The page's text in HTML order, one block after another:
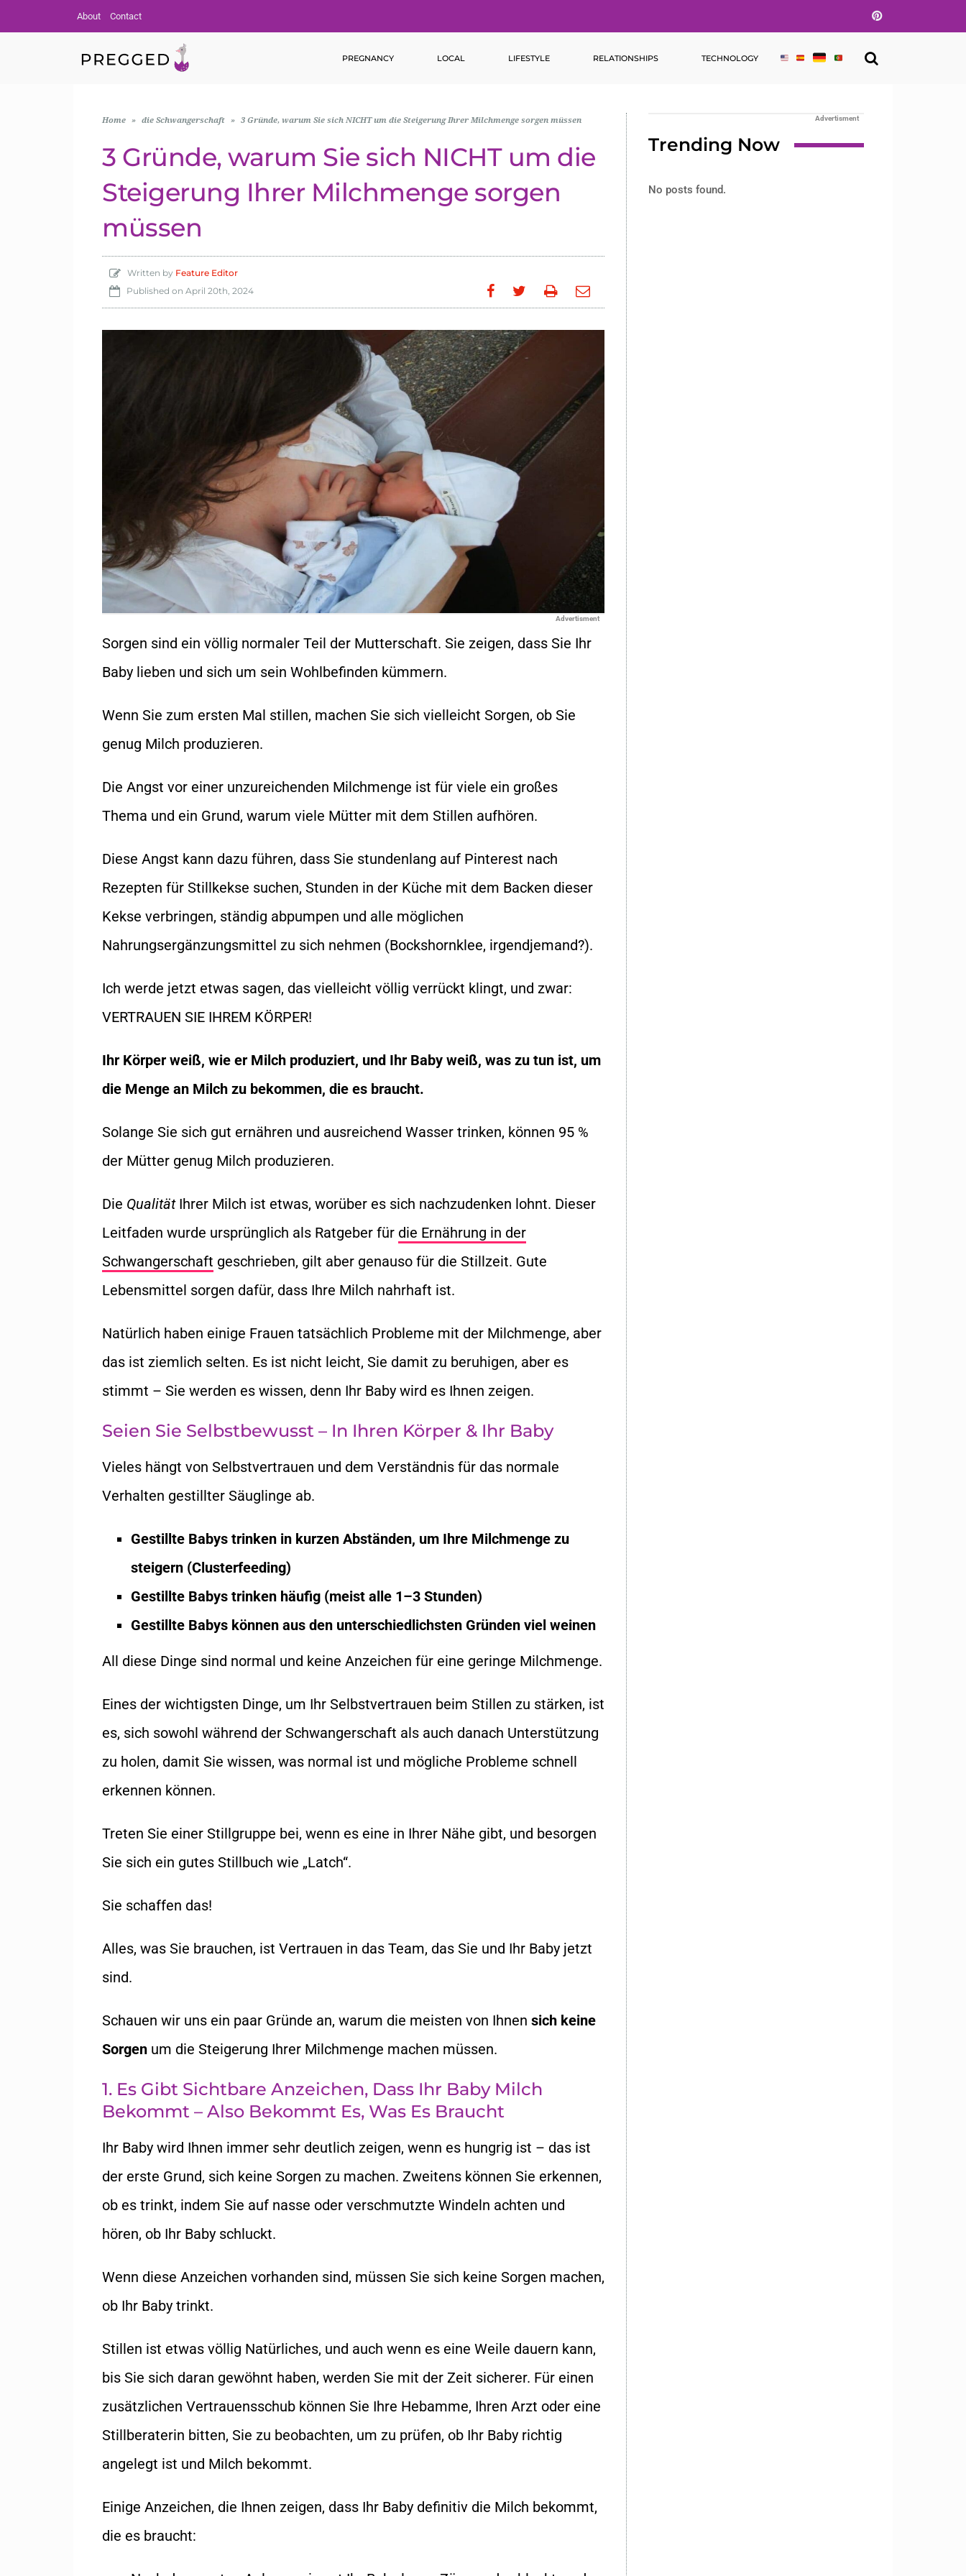
About
Contact
Pinterest
PREGNANCY LOCAL LIFESTYLE RELATIONSHIPS TECHNOLOGY
Home » die Schwangerschaft » 3 Gründe, warum Sie sich NICHT um die Steigerung Ihrer Milchmenge sorgen müssen
3 Gründe, warum Sie sich NICHT um die
Steigerung Ihrer Milchmenge sorgen
müssen
Written by Feature Editor
Published on April 20th, 2024
Advertisment
Sorgen sind ein völlig normaler Teil der Mutterschaft. Sie zeigen, dass Sie Ihr
Baby lieben und sich um sein Wohlbefinden kümmern.
Wenn Sie zum ersten Mal stillen, machen Sie sich vielleicht Sorgen, ob Sie
genug Milch produzieren.
Die Angst vor einer unzureichenden Milchmenge ist für viele ein großes
Thema und ein Grund, warum viele Mütter mit dem Stillen aufhören.
Diese Angst kann dazu führen, dass Sie stundenlang auf Pinterest nach
Rezepten für Stillkekse suchen, Stunden in der Küche mit dem Backen dieser
Kekse verbringen, ständig abpumpen und alle möglichen
Nahrungsergänzungsmittel zu sich nehmen (Bockshornklee, irgendjemand?).
Ich werde jetzt etwas sagen, das vielleicht völlig verrückt klingt, und zwar:
VERTRAUEN SIE IHREM KÖRPER!
Ihr Körper weiß, wie er Milch produziert, und Ihr Baby weiß, was zu tun ist, um
die Menge an Milch zu bekommen, die es braucht.
Solange Sie sich gut ernähren und ausreichend Wasser trinken, können 95 %
der Mütter genug Milch produzieren.
Die QualitätIhrer Milch ist etwas, worüber es sich nachzudenken lohnt. Dieser
Leitfaden wurde ursprünglich als Ratgeber für die Ernährung in der
Schwangerschaft geschrieben, gilt aber genauso für die Stillzeit. Gute
Lebensmittel sorgen dafür, dass Ihre Milch nahrhaft ist.
Natürlich haben einige Frauen tatsächlich Probleme mit der Milchmenge, aber
das ist ziemlich selten. Es ist nicht leicht, Sie damit zu beruhigen, aber es
stimmt – Sie werden es wissen, denn Ihr Baby wird es Ihnen zeigen.
Seien Sie Selbstbewusst – In Ihren Körper & Ihr Baby
Vieles hängt von Selbstvertrauen und dem Verständnis für das normale
Verhalten gestillter Säuglinge ab.
Gestillte Babys trinken in kurzen Abständen, um Ihre Milchmenge zu
steigern (Clusterfeeding)
Gestillte Babys trinken häufig (meist alle 1–3 Stunden)
Gestillte Babys können aus den unterschiedlichsten Gründen viel weinen
All diese Dinge sind normal und keine Anzeichen für eine geringe Milchmenge.
Eines der wichtigsten Dinge, um Ihr Selbstvertrauen beim Stillen zu stärken, ist
es, sich sowohl während der Schwangerschaft als auch danach Unterstützung
zu holen, damit Sie wissen, was normal ist und mögliche Probleme schnell
erkennen können.
Treten Sie einer Stillgruppe bei, wenn es eine in Ihrer Nähe gibt, und besorgen
Sie sich ein gutes Stillbuch wie „Latch“.
Sie schaffen das!
Alles, was Sie brauchen, ist Vertrauen in das Team, das Sie und Ihr Baby jetzt
sind.
Schauen wir uns ein paar Gründe an, warum die meisten von Ihnen sich keine
Sorgen um die Steigerung Ihrer Milchmenge machen müssen.
1. Es Gibt Sichtbare Anzeichen, Dass Ihr Baby Milch
Bekommt – Also Bekommt Es, Was Es Braucht
Ihr Baby wird Ihnen immer sehr deutlich zeigen, wenn es hungrig ist – das ist
der erste Grund, sich keine Sorgen zu machen. Zweitens können Sie erkennen,
ob es trinkt, indem Sie auf nasse oder verschmutzte Windeln achten und
hören, ob Ihr Baby schluckt.
Wenn diese Anzeichen vorhanden sind, müssen Sie sich keine Sorgen machen,
ob Ihr Baby trinkt.
Stillen ist etwas völlig Natürliches, und auch wenn es eine Weile dauern kann,
bis Sie sich daran gewöhnt haben, werden Sie mit der Zeit sicherer. Für einen
zusätzlichen Vertrauensschub können Sie Ihre Hebamme, Ihren Arzt oder eine
Stillberaterin bitten, Sie zu beobachten, um zu prüfen, ob Ihr Baby richtig
angelegt ist und Milch bekommt.
Einige Anzeichen, die Ihnen zeigen, dass Ihr Baby definitiv die Milch bekommt,
die es braucht:
Advertisment
Trending Now
No posts found.